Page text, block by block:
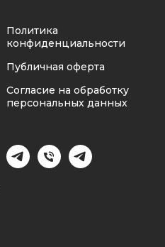
Политика
конфиденциальности
Публичная оферта
Согласие на обработку
персональных данных